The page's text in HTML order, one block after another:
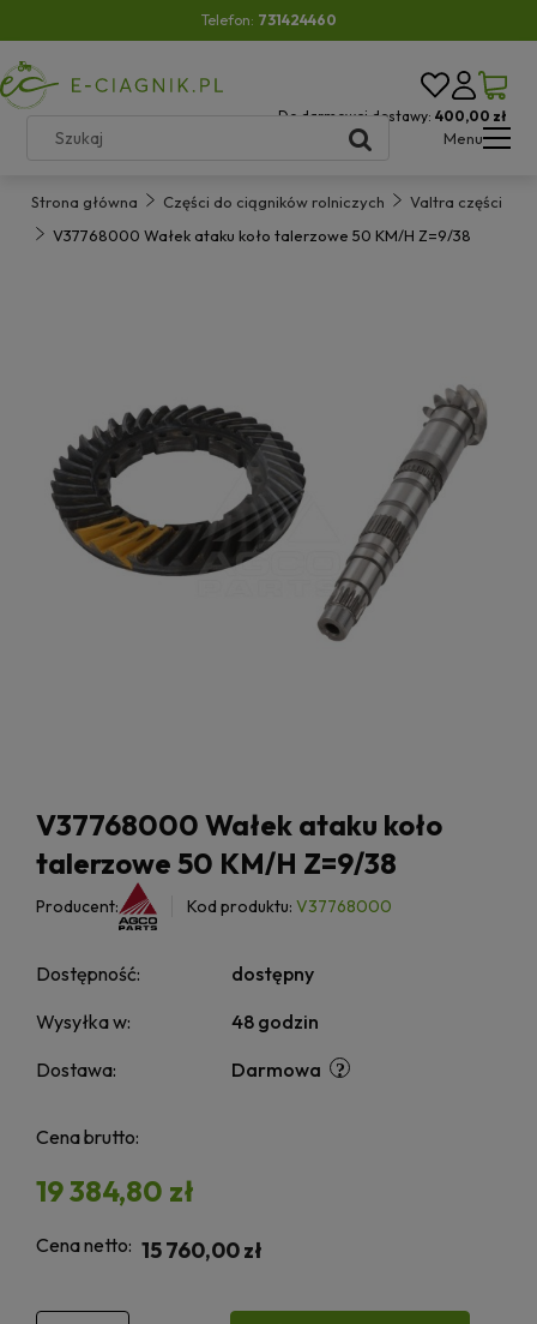
Telefon: 731424460
Do darmowej dostawy: 400,00 zł
Menu
Strona główna Części do ciągników rolniczych
Valtra części
V37768000 Wałek ataku koło talerzowe 50 KM/H Z=9/38
V37768000 Wałek ataku koło
talerzowe 50 KM/H Z=9/38
Producent: Kod produktu: V37768000
Dostępność:
dostępny
Wysyłka w:
48 godzin
Dostawa:
Darmowa
Cena brutto:
19 384,80 zł
Cena netto: 15 760,00 zł